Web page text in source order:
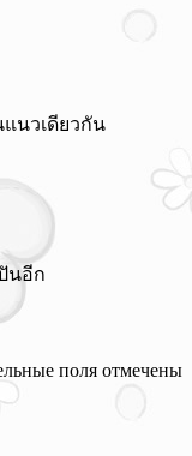
แนวเดียวกัน
นอีก
поля отмечены